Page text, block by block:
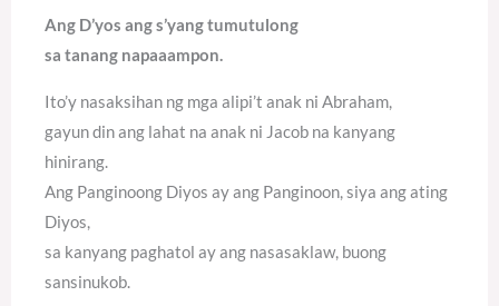
Ang D’yos ang s’yang tumutulong
sa tanang napaaampon.
Ito’y nasaksihan ng mga alipi’t anak ni Abraham,
gayun din ang lahat na anak ni Jacob na kanyang
hinirang.
Ang Panginoong Diyos ay ang Panginoon, siya ang ating
Diyos,
sa kanyang paghatol ay ang nasasaklaw, buong
sansinukob.